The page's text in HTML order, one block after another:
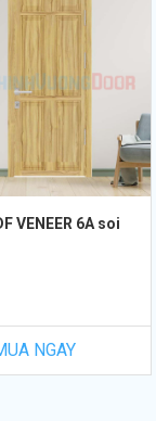
VENEER 6A soi
NGAY